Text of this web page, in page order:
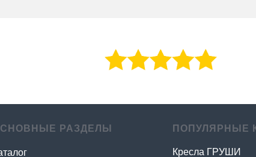
РАЗДЕЛЫ ПОПУЛЯРНЫЕ
Кресла ГРУШИ